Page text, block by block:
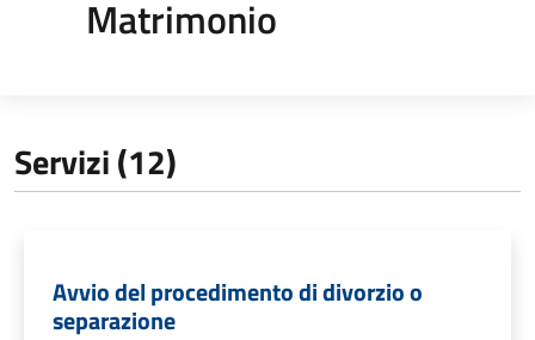
Matrimonio
Servizi (12)
Avvio del procedimento di divorzio o
separazione